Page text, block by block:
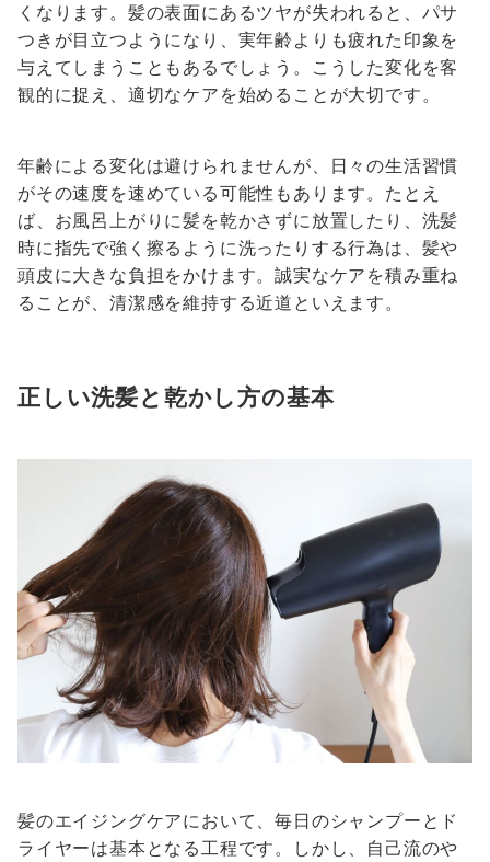
くなります。髪の表面にあるツヤが失われると、パサ
つきが目立つようになり、実年齢よりも疲れた印象を
与えてしまうこともあるでしょう。こうした変化を客
観的に捉え、適切なケアを始めることが大切です。
年齢による変化は避けられませんが、日々の生活習慣
がその速度を速めている可能性もあります。たとえ
ば、お風呂上がりに髪を乾かさずに放置したり、洗髪
時に指先で強く擦るように洗ったりする行為は、髪や
頭皮に大きな負担をかけます。誠実なケアを積み重ね
ることが、清潔感を維持する近道といえます。
正しい洗髪と乾かし方の基本
髪のエイジングケアにおいて、毎日のシャンプーとド
ライヤーは基本となる工程です。しかし、自己流のや